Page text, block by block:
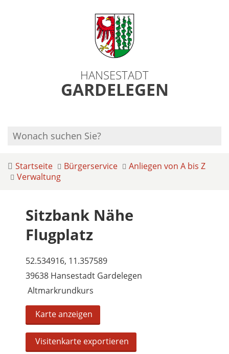
HANSESTADT
GARDELEGEN
Startseite Bürgerservice
Anliegen von A bis Z
Verwaltung
Sitzbank Nähe
Flugplatz
52.534916, 11.357589
39638 Hansestadt Gardelegen
Altmarkrundkurs
Karte anzeigen
Visitenkarte exportieren